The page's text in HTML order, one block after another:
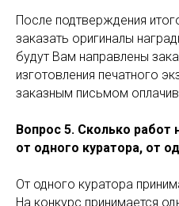
После подтверждения
заказать оригиналы
будут Вам направлены
изготовления печатного
заказным письмом
Вопрос 5. Сколько работ
от одного куратора, от
От одного куратора
На конкурс принимается